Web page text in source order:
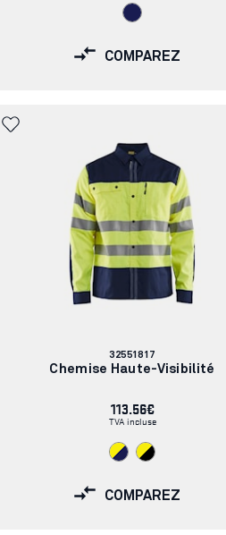
COMPAREZ
Numéro
d'article:
32551817
Chemise Haute-Visibilité
113.56€
TVA incluse
COMPAREZ